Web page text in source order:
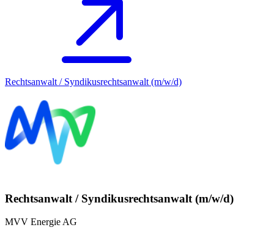
Rechtsanwalt / Syndikusrechtsanwalt (m/w/d)
Rechtsanwalt / Syndikusrechtsanwalt (m/w/d)
MVV Energie AG